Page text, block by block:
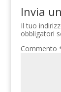
Invia
Il tuo
obbligatori
Commento